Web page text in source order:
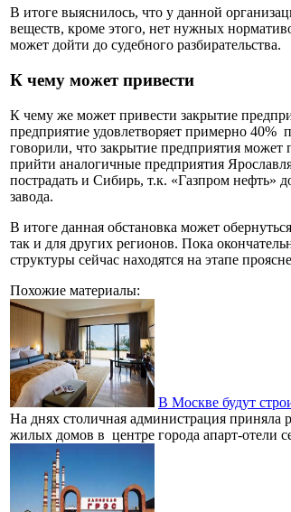
В итоге выяснилось, что у данной
веществ, кроме этого, нет нужных
может дойти до судебного разбирательства.
К чему может привести
К чему же может привести закрытие
предприятие удовлетворяет примерно
говорили, что закрытие предприятия
прийти аналогичные предприятия
пострадать и Сибирь, т.к. «Газпром нефть»
завода.
В итоге данная обстановка может
так и для других регионов. Пока
структуры сейчас находятся на этапе
Похожие материалы:
В Москве будут
На днях столичная администрация приняла
жилых домов в центре города апарт-отели